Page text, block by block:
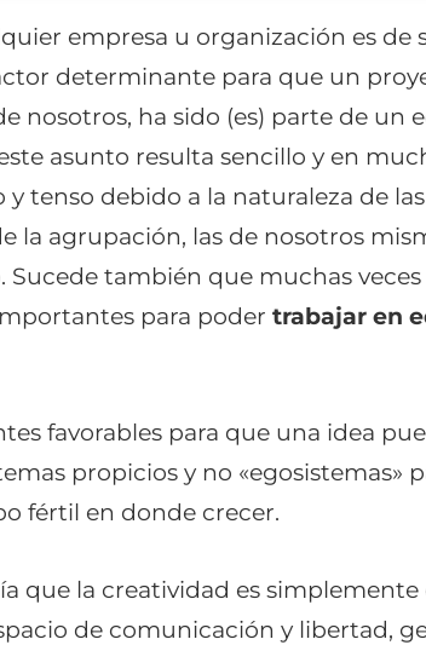
empresa u organización es de
determinante para que un
nosotros, ha sido (es) parte de un
asunto resulta sencillo y en
y tenso debido a la naturaleza de
la agrupación, las de nosotros
Sucede también que muchas
para poder trabajar en
favorables para que una idea
propicios y no «egosistemas»
fértil en donde crecer.
que la creatividad es
de comunicación y libertad,